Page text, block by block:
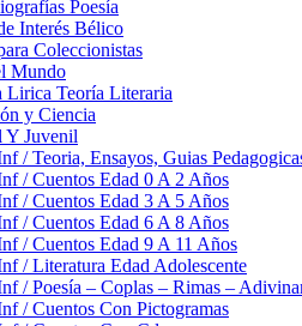
Poesía
Interés Bélico
Coleccionistas
Mundo
Lirica Teoría Literaria
y Ciencia
Y Juvenil
/ Teoria, Ensayos, Guias
/ Cuentos Edad 0 A 2 Años
/ Cuentos Edad 3 A 5 Años
/ Cuentos Edad 6 A 8 Años
/ Cuentos Edad 9 A 11 Años
/ Literatura Edad Adolescente
/ Poesía – Coplas – Rimas –
/ Cuentos Con Pictogramas